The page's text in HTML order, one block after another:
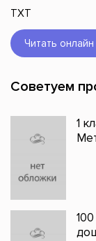
TXT
Читать онлайн
Советуем
1